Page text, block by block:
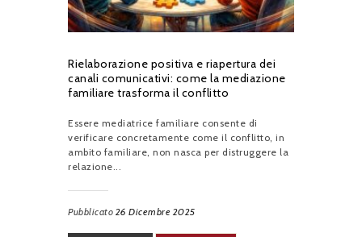
Rielaborazione positiva e riapertura dei
canali comunicativi: come la mediazione
familiare trasforma il conflitto
Essere mediatrice familiare consente di
verificare concretamente come il conflitto, in
ambito familiare, non nasca per distruggere la
relazione...
Pubblicato 26 Dicembre 2025